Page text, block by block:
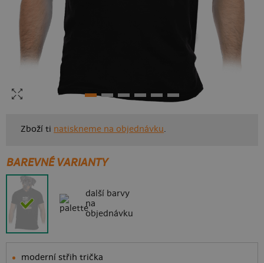
Zboží ti natiskneme na objednávku.
BAREVNÉ VARIANTY
další barvy
na
objednávku
moderní střih trička